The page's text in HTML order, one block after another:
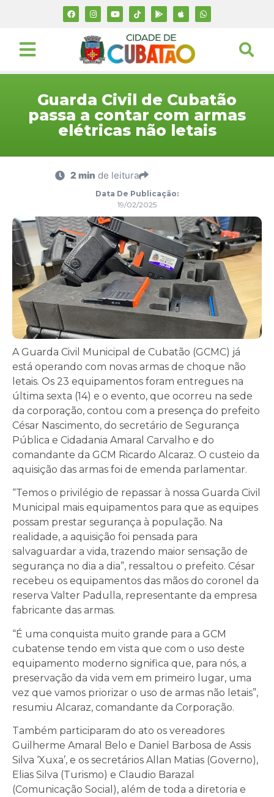
Guarda Civil de Cubatão
passa a contar com armas
elétricas não letais
2 min de leitura
Data De Publicação:
19/02/2025
A Guarda Civil Municipal de Cubatão (GCMC) já
está operando com novas armas de choque não
letais. Os 23 equipamentos foram entregues na
última sexta (14) e o evento, que ocorreu na sede
da corporação, contou com a presença do prefeito
César Nascimento, do secretário de Segurança
Pública e Cidadania Amaral Carvalho e do
comandante da GCM Ricardo Alcaraz. O custeio da
aquisição das armas foi de emenda parlamentar.
“Temos o privilégio de repassar à nossa Guarda Civil
Municipal mais equipamentos para que as equipes
possam prestar segurança à população. Na
realidade, a aquisição foi pensada para
salvaguardar a vida, trazendo maior sensação de
segurança no dia a dia”, ressaltou o prefeito. César
recebeu os equipamentos das mãos do coronel da
reserva Valter Padulla, representante da empresa
fabricante das armas.
“É uma conquista muito grande para a GCM
cubatense tendo em vista que com o uso deste
equipamento moderno significa que, para nós, a
preservação da vida vem em primeiro lugar, uma
vez que vamos priorizar o uso de armas não letais”,
resumiu Alcaraz, comandante da Corporação.
Também participaram do ato os vereadores
Guilherme Amaral Belo e Daniel Barbosa de Assis
Silva ‘Xuxa’, e os secretários Allan Matias (Governo),
Elias Silva (Turismo) e Claudio Barazal
(Comunicação Social), além de toda a diretoria e